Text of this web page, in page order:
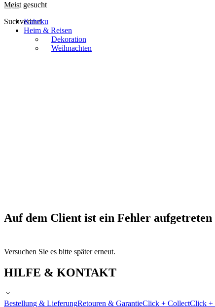
Meist gesucht
Suchverlauf
Kaheku
Heim & Reisen
Dekoration
Weihnachten
Auf dem Client ist ein Fehler aufgetreten
Versuchen Sie es bitte später erneut.
HILFE & KONTAKT
Bestellung & LieferungRetouren & GarantieClick + CollectClick +